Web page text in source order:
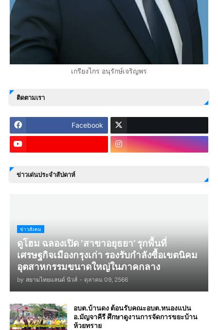
เกรียงไกร อนุรักษ์เจริญพร
ติดตามเรา
Facebook
ข่าวเด่นประจำสัปดาห์
ข่าวสังคม
ดูโฮม ฉลองเปิด ‘สาขาอยุธยา’ รุกพื้นที่
เศรษฐกิจเมืองกรุงเก่า รองรับกำลังซื้อเขตนิคม
อุตสาหกรรมขนาดใหญ่ในภาคกลาง
by สยามไทยแลนด์ นิวส์ - ตุลาคม 09, 2566
อบต.บ้านดง ต้อนรับคณะอบต.หนองแปน
อ.มัญจาคีรี ศึกษาดูงานการจัดการขยะบ้าน
ห้วยทราย